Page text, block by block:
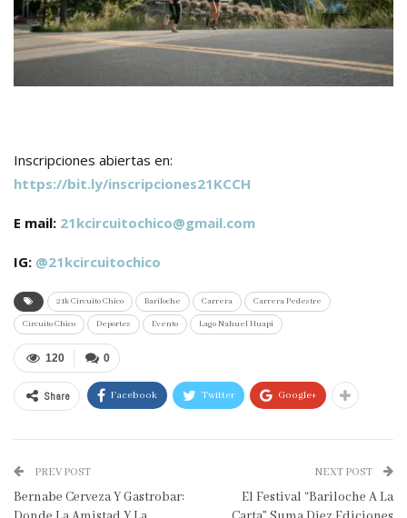
Inscripciones abiertas en:
https://bit.ly/inscripciones21KCCH
E mail: 21kcircuitochico@gmail.com
IG: @21kcircuitochico
21k Circuito Chico Bariloche Carrera Carrera Pedestre
Circuito Chico Deportes Evento Lago Nahuel Huapi
0
120
Share Facebook Twitter Google+
PREV POST
Bernabe Cerveza Y Gastrobar:
NEXT POST
El Festival “Bariloche A La